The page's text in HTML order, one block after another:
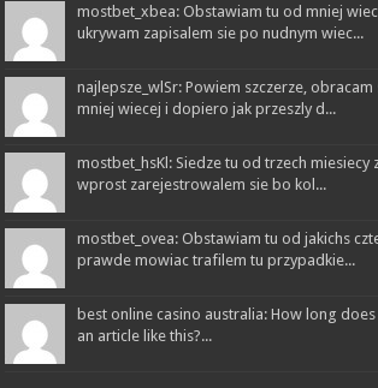
mostbet_xbea: Obstawiam tu od mniej
ukrywam zapisalem sie po nudnym wiec...
najlepsze_wlSr: Powiem szczerze,
mniej wiecej i dopiero jak przeszly d...
mostbet_hsKl: Siedze tu od trzech miesiecy
wprost zarejestrowalem sie bo kol...
mostbet_ovea: Obstawiam tu od jakichs
prawde mowiac trafilem tu przypadkie...
best online casino australia: How long
an article like this?...